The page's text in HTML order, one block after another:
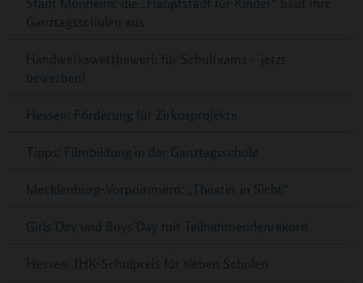
Ganztagsschulen aus
Handwerkswettbewerb für Schulteams – jetzt
bewerben!
Hessen: Förderung für Zirkusprojekte
Tipps: Filmbildung in der Ganztagsschule
Mecklenburg-Vorpommern: „Theater in Sicht“
Girls’Day und Boys’Day mit Teilnehmendenrekord
Hessen: IHK-Schulpreis für sieben Schulen